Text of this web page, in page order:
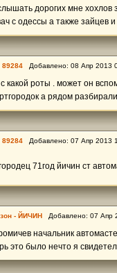
дорогих мне хохлов
с одессы а также зайцев
89284 Добавлено: 08 Апр
какой роты . может он
а рядом
89284 Добавлено: 07 Апр
71год йичин ст
- ЙИЧИН Добавлено: 07
начальник
это было нечто я